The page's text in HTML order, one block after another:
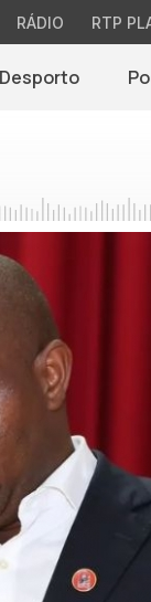
RÁDIO RTP
Desporto